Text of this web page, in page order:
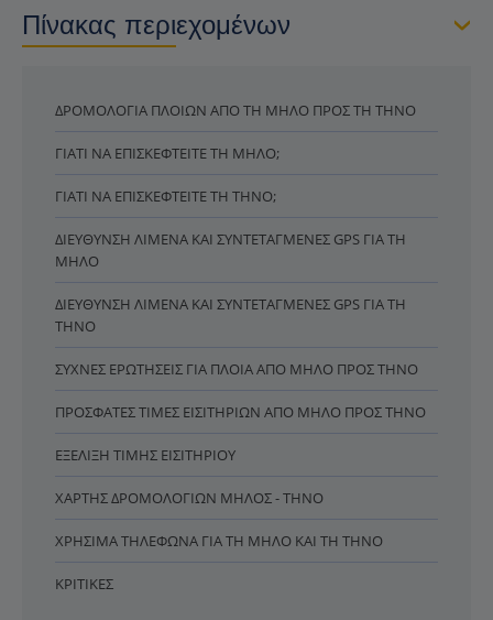
Πίνακας περιεχομένων
ΔΡΟΜΟΛΌΓΙΑ ΠΛΟΊΩΝ ΑΠΌ ΤΗ ΜΉΛΟ ΠΡΟΣ ΤΗ ΤΉΝΟ
ΓΙΑΤΊ ΝΑ ΕΠΙΣΚΕΦΤΕΊΤΕ ΤΗ ΜΉΛΟ;
ΓΙΑΤΊ ΝΑ ΕΠΙΣΚΕΦΤΕΊΤΕ ΤΗ ΤΉΝΟ;
ΔΙΕΎΘΥΝΣΗ ΛΙΜΈΝΑ ΚΑΙ ΣΥΝΤΕΤΑΓΜΈΝΕΣ GPS ΓΙΑ ΤΗ
ΜΉΛΟ
ΔΙΕΎΘΥΝΣΗ ΛΙΜΈΝΑ ΚΑΙ ΣΥΝΤΕΤΑΓΜΈΝΕΣ GPS ΓΙΑ ΤΗ
ΤΉΝΟ
ΣΥΧΝΈΣ ΕΡΩΤΉΣΕΙΣ ΓΙΑ ΠΛΟΊΑ ΑΠΌ ΜΉΛΟ ΠΡΟΣ ΤΉΝΟ
ΠΡΌΣΦΑΤΕΣ ΤΙΜΈΣ ΕΙΣΙΤΗΡΊΩΝ ΑΠΌ ΜΉΛΟ ΠΡΟΣ ΤΉΝΟ
ΕΞΈΛΙΞΗ ΤΙΜΉΣ ΕΙΣΙΤΗΡΊΟΥ
ΧΆΡΤΗΣ ΔΡΟΜΟΛΟΓΊΩΝ ΜΉΛΟΣ - ΤΉΝΟ
ΧΡΉΣΙΜΑ ΤΗΛΈΦΩΝΑ ΓΙΑ ΤΗ ΜΉΛΟ ΚΑΙ ΤΗ ΤΉΝΟ
ΚΡΙΤΙΚΈΣ